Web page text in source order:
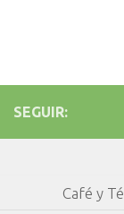
SEGUIR:
Café y